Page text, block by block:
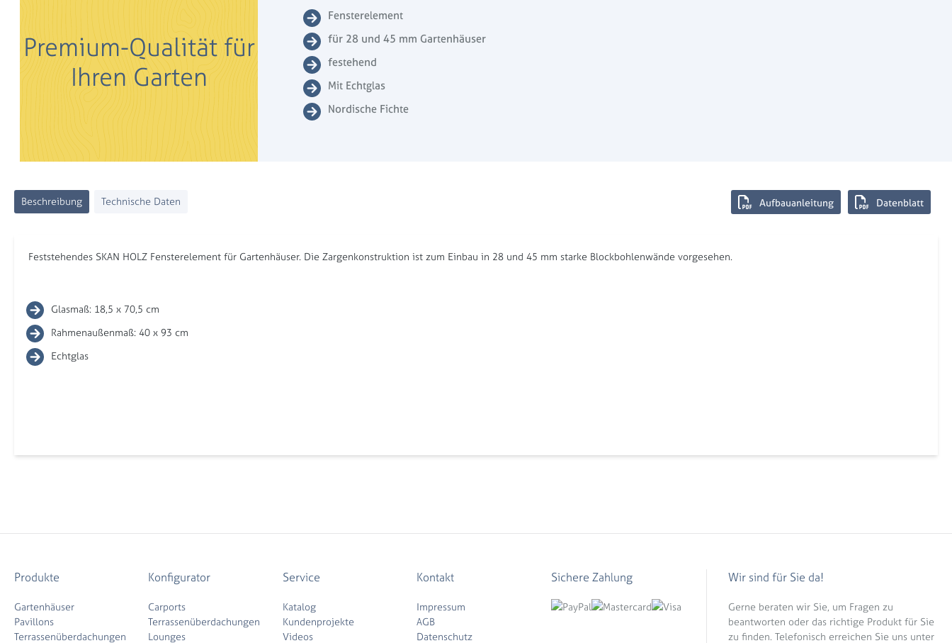
Premium-Qualität für
Ihren Garten
Fensterelement
für 28 und 45 mm Gartenhäuser
festehend
Mit Echtglas
Nordische Fichte
Beschreibung Technische Daten Aufbauanleitung Datenblatt
Feststehendes SKAN HOLZ Fensterelement für Gartenhäuser. Die Zargenkonstruktion ist zum Einbau in 28 und 45 mm starke Blockbohlenwände vorgesehen.
Glasmaß: 18,5 x 70,5 cm
Rahmenaußenmaß: 40 x 93 cm
Echtglas
Produkte
Gartenhäuser
Pavillons
Terrassenüberdachungen
Konfigurator
Carports
Terrassenüberdachungen
Lounges
Service
Katalog
Kundenprojekte
Videos
Kontakt
Impressum
AGB
Datenschutz
Sichere Zahlung Wir sind für Sie da!
Gerne beraten wir Sie, um Fragen zu
beantworten oder das richtige Produkt für Sie
zu finden. Telefonisch erreichen Sie uns unter